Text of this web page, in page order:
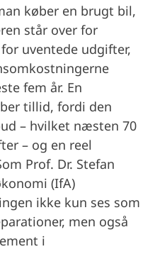
køber en brugt bil,
står over for
uventede udgifter,
fem år. En
tillid, fordi den
– hvilket næsten 70
– og en reel
Prof. Dr. Stefan
(IfA)
ikke kun ses som
men også
i